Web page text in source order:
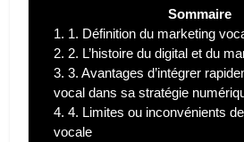
Sommaire
1. 1. Définition du marketing
2. 2. L’histoire du digital et du
3. 3. Avantages d’intégrer
vocal dans sa stratégie
4. 4. Limites ou inconvénients
vocale